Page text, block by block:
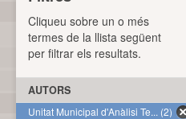
Cliqueu sobre un o més
termes de la llista següent
per filtrar els resultats.
AUTORS
Unitat Municipal d'Anàlisi Te... (2)